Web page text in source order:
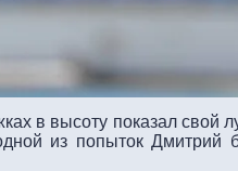
в высоту показал свой
из попыток Дмитрий